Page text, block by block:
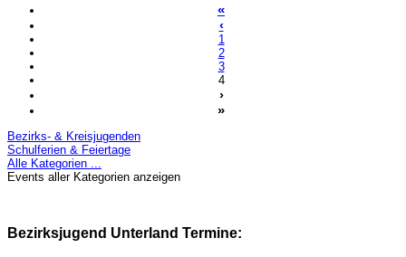
«
‹
1
2
3
4
›
»
Bezirks- & Kreisjugenden
Schulferien & Feiertage
Alle Kategorien ...
Events aller Kategorien anzeigen
Bezirksjugend Unterland Termine: